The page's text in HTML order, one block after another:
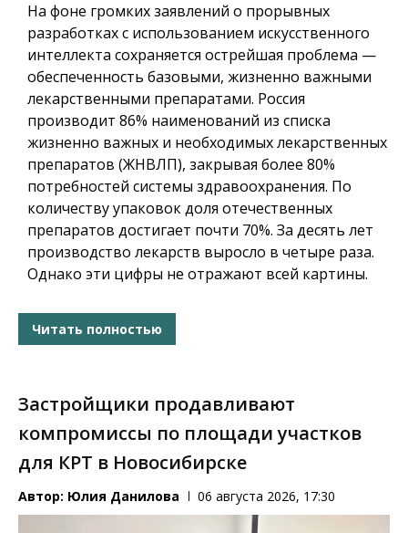
На фоне громких заявлений о прорывных
разработках с использованием искусственного
интеллекта сохраняется острейшая проблема —
обеспеченность базовыми, жизненно важными
лекарственными препаратами. Россия
производит 86% наименований из списка
жизненно важных и необходимых лекарственных
препаратов (ЖНВЛП), закрывая более 80%
потребностей системы здравоохранения. По
количеству упаковок доля отечественных
препаратов достигает почти 70%. За десять лет
производство лекарств выросло в четыре раза.
Однако эти цифры не отражают всей картины.
Читать полностью
Застройщики продавливают
компромиссы по площади участков
для КРТ в Новосибирске
Автор: Юлия Данилова 06 августа 2026, 17:30